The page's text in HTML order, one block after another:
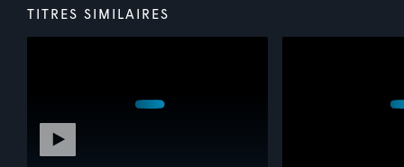
TITRES SIMILAIRES